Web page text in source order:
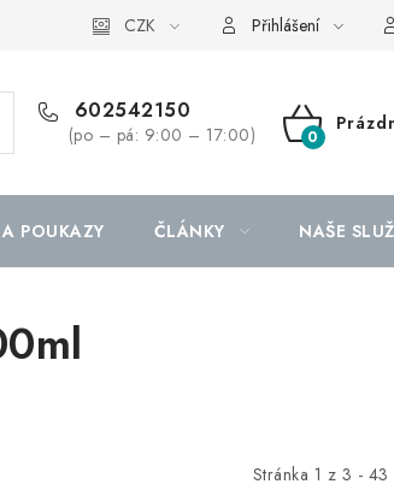
CZK Přihlášení
602542150
(po – pá: 9:00 – 17:00)
NÁKUPNÍ
POUKAZY ČLÁNKY NAŠE
Stránka 1 z 3 - 43